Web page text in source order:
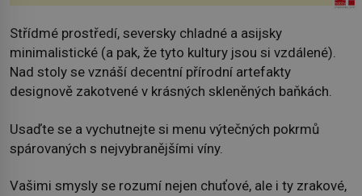
Střídmé prostředí, seversky chladné a asijsky
minimalistické (a pak, že tyto kultury jsou si vzdálené).
Nad stoly se vznáší decentní přírodní artefakty
designově zakotvené v krásných skleněných baňkách.
Usaďte se a vychutnejte si menu výtečných pokrmů
spárovaných s nejvybranějšími víny.
Vašimi smysly se rozumí nejen chuťové, ale i ty zrakové,